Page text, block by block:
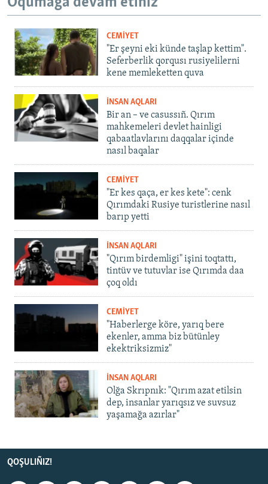
CEMİYET
"Er şeyni eki künde taşlap kettim".
Seferberlik qorqusı rusiyelilerni
kene memleketten quva
İNSAN AQLARI
Bir an – ve casussıñ. Qırım
mahkemeleri devlet hainligi
qabaatlavlarını daqqalar içinde
nasıl baqalar
CEMİYET
"Er kes qaça, er kes kete": cenk
Qırımdaki Rusiye turistlerine nasıl
barıp yetti
İNSAN AQLARI
"Qırım birdemligi" işini toqtattı,
tintüv ve tutuvlar ise Qırımda daa
çoq oldı
CEMİYET
"Haberlerge köre, yarıq bere
ekenler, amma biz bütünley
ekektriksizmiz"
İNSAN AQLARI
Olğa Skrıpnık: "Qırım azat etilsin
dep, insanlar yarıqsız ve suvsuz
yaşamağa azırlar"
QOŞULIÑIZ!